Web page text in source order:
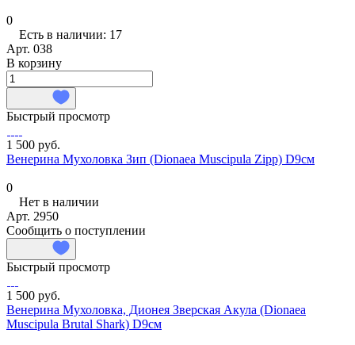
0
Есть в наличии: 17
Арт. 038
В корзину
Быстрый просмотр
1 500 руб.
Венерина Мухоловка Зип (Dionaea Muscipula Zipp) D9см
0
Нет в наличии
Арт. 2950
Сообщить о поступлении
Быстрый просмотр
1 500 руб.
Венерина Мухоловка, Дионея Зверская Акула (Dionaea
Muscipula Brutal Shark) D9см